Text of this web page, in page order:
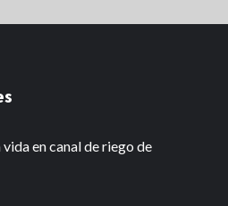
en canal de riego de